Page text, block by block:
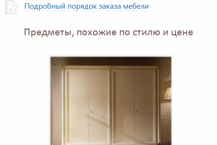
Подробный порядок заказа мебели
Предметы, похожие по стилю и цене